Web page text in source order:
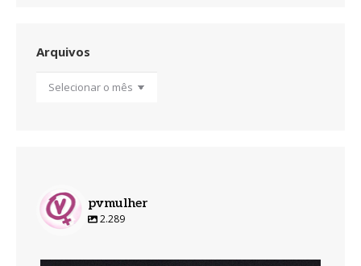
Arquivos
pvmulher
2.289